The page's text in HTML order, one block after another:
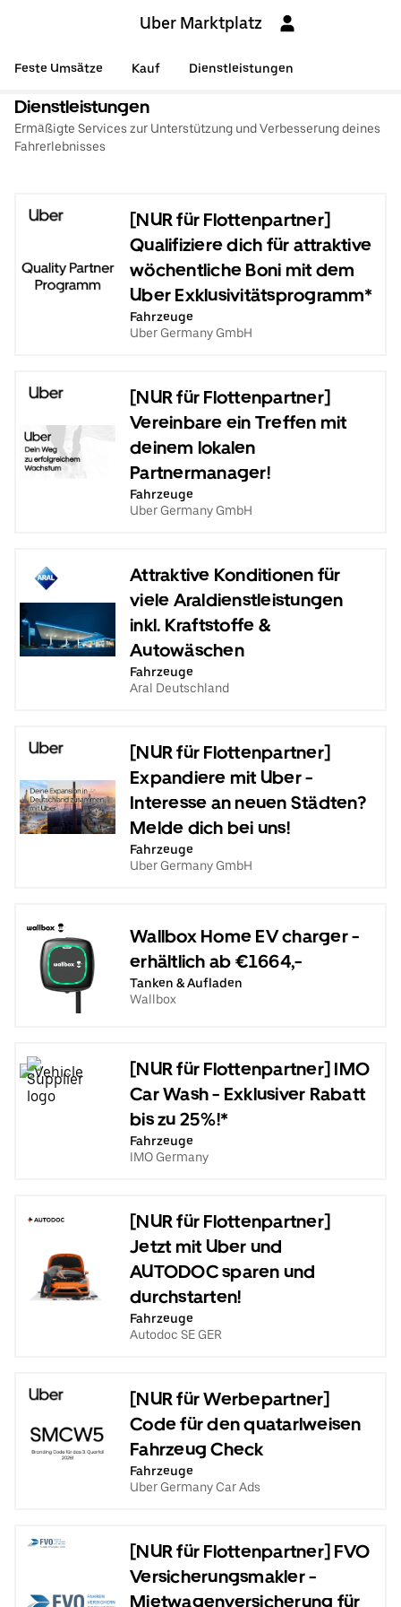
Uber Marktplatz
Feste Umsätze Kauf Dienstleistungen
Dienstleistungen
Ermäßigte Services zur Unterstützung und Verbesserung deines
Fahrerlebnisses
[NUR für Flottenpartner]
Qualifiziere dich für attraktive
wöchentliche Boni mit dem
Uber Exklusivitätsprogramm*
Fahrzeuge
Uber Germany GmbH
[NUR für Flottenpartner]
Vereinbare ein Treffen mit
deinem lokalen
Partnermanager!
Fahrzeuge
Uber Germany GmbH
Attraktive Konditionen für
viele Araldienstleistungen
inkl. Kraftstoffe &
Autowäschen
Fahrzeuge
Aral Deutschland
[NUR für Flottenpartner]
Expandiere mit Uber -
Interesse an neuen Städten?
Melde dich bei uns!
Fahrzeuge
Uber Germany GmbH
Wallbox Home EV charger -
erhältlich ab €1664,-
Tanken & Aufladen
Wallbox
[NUR für Flottenpartner] IMO
Car Wash - Exklusiver Rabatt
bis zu 25%!*
Fahrzeuge
IMO Germany
[NUR für Flottenpartner]
Jetzt mit Uber und
AUTODOC sparen und
durchstarten!
Fahrzeuge
Autodoc SE GER
[NUR für Werbepartner]
Code für den quatarlweisen
Fahrzeug Check
Fahrzeuge
Uber Germany Car Ads
[NUR für Flottenpartner] FVO
Versicherungsmakler -
Mietwagenversicherung für